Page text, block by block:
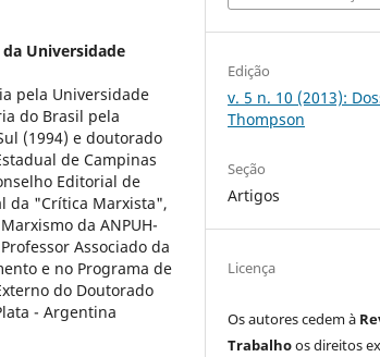
Universidade
pela Universidade
do Brasil pela
(1994) e doutorado
de Campinas
Editorial de
da "Crítica Marxista",
da ANPUH-
Associado da
e no Programa de
do Doutorado
- Argentina
Edição
v. 5 n. 10 (2013):
Thompson
Seção
Artigos
Licença
Os autores cedem à
Trabalhoos direitos